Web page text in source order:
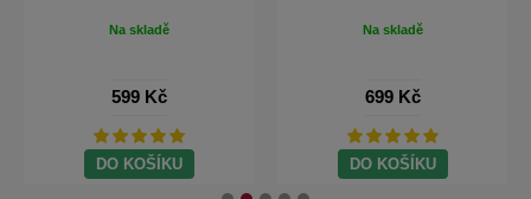
Na skladě
699 Kč
DO KOŠÍKU
Na skladě
Doprava Zdarma
DO KOŠÍKU